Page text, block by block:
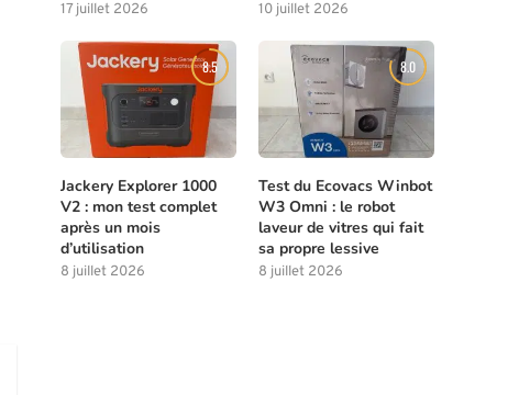
17 juillet 2026 10 juillet 2026
8.5
Jackery Explorer 1000
V2 : mon test complet
après un mois
d’utilisation
8 juillet 2026
8.0
Test du Ecovacs Winbot
W3 Omni : le robot
laveur de vitres qui fait
sa propre lessive
8 juillet 2026